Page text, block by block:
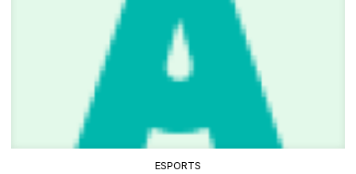
ESPORTS